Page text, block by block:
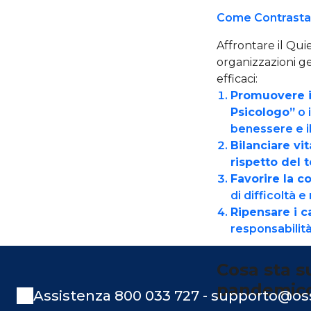
Come
Affrontare il
organizzazioni
efficaci:
Promuovere
Psicologo” o
benessere e
Bilanciare
rispetto del
Favorire la
di difficoltà e
Ripensare i
Cosa sta
Assistenza 800 033 727 -